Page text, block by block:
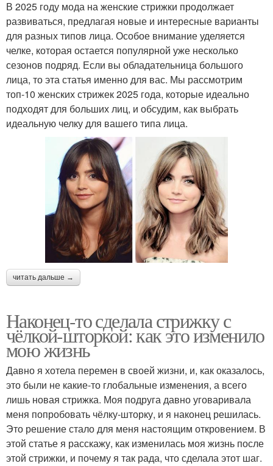
В 2025 году мода на женские стрижки продолжает
развиваться, предлагая новые и интересные варианты
для разных типов лица. Особое внимание уделяется
челке, которая остается популярной уже несколько
сезонов подряд. Если вы обладательница большого
лица, то эта статья именно для вас. Мы рассмотрим
топ-10 женских стрижек 2025 года, которые идеально
подходят для больших лиц, и обсудим, как выбрать
идеальную челку для вашего типа лица.
читать дальше →
Наконец-то сделала стрижку с
чёлкой-шторкой: как это изменило
мою жизнь
Давно я хотела перемен в своей жизни, и, как оказалось,
это были не какие-то глобальные изменения, а всего
лишь новая стрижка. Моя подруга давно уговаривала
меня попробовать чёлку-шторку, и я наконец решилась.
Это решение стало для меня настоящим откровением. В
этой статье я расскажу, как изменилась моя жизнь после
этой стрижки, и почему я так рада, что сделала этот шаг.